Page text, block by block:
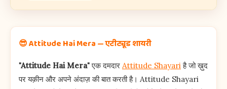
😎 Attitude Hai Mera — एटीट्यूड शायरी
"Attitude Hai Mera"एक दमदार Attitude Shayariहै जो ख़ुद
पर यक़ीन और अपने अंदाज़ की बात करती है। Attitude Shayari